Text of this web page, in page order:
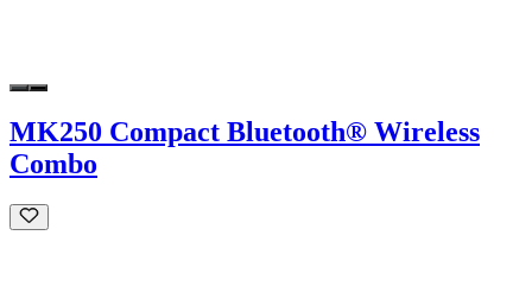
MK250 Compact Bluetooth® Wireless
Combo